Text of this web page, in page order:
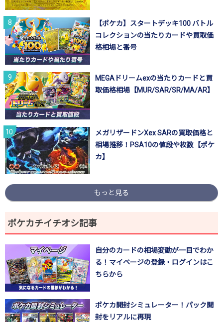
【ポケカ】スタートデッキ100 バトル
コレクションの当たりカードや買取価
格相場と番号
MEGAドリームexの当たりカードと買
取価格相場【MUR/SAR/SR/MA/AR】
メガリザードンXex SARの買取価格と
相場推移！PSA10の値段や枚数【ポケ
カ】
もっと見る
ポケカチイチオシ記事
自分のカードの相場変動が一目でわか
る！マイページの登録・ログインはこ
ちらから
ポケカ開封シミュレーター！パック開
封をリアルに再現